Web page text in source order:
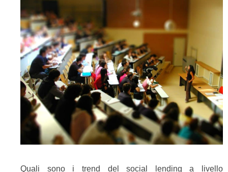
Quali sono i trend del social lending a livello